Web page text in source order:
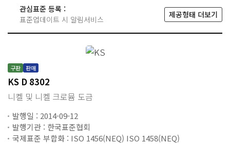
관심표준 등록 :
표준업데이트 시 알림서비스
제공형태 더보기
구판 판매
KS D 8302
니켈 및 니켈 크로뮴 도금
발행일 : 2014-09-12
발행기관 : 한국표준협회
국제표준 부합화 : ISO 1456(NEQ) ISO 1458(NEQ)